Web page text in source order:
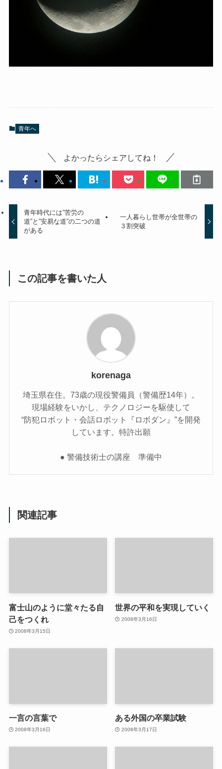
青年へ
よかったらシェアしてね！
青年時代には”苦労の
道”と”安易な道”の二つの道
がある
一人暮らし世帯が全世帯の
３割突破
この記事を書いた人
korenaga
埼玉県在住。73歳の現役警備員（警備歴14年）。
現場経験をいかし、テクノロジーを駆使して
“防犯ロボット・会話ロボット『ロボダン』”を開発
しています。特許出願
● 警備技術士の講座 準備中
関連記事
富士山のように堂々たる自
己をつくれ
2008年3月15日
世界の平和を実現していく
2008年3月16日
一言の言葉で
2008年3月16日
ある外国の卒業試験
2008年3月17日